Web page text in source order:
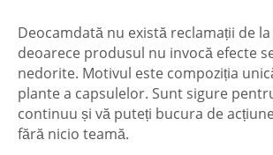
Deocamdată nu există reclamații de
deoarece produsul nu invocă efecte
nedorite. Motivul este compoziția
plante a capsulelor. Sunt sigure
continuu și vă puteți bucura de
fără nicio teamă.